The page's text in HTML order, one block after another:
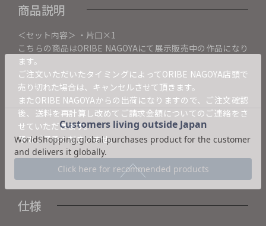
商品説明
＜セット内容＞ ・片口×1
こちらの商品はORIBE NAGOYAにて展示販売中の作品になり
ます。
ご注文いただいたタイミングによってORIBE NAGOYA店頭で
売り切れた場合は、キャンセルさせて頂きます。
またORIBE NAGOYAからの出荷になりますので、ご注文確認
後、送料を再計算し改めてご請求金額についてのご連絡をさ
せていただきます。
予めご了承くださいませ。
仕様